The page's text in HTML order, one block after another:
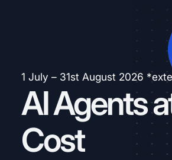
1 July – 31st August 2026
AI Agents
Cost